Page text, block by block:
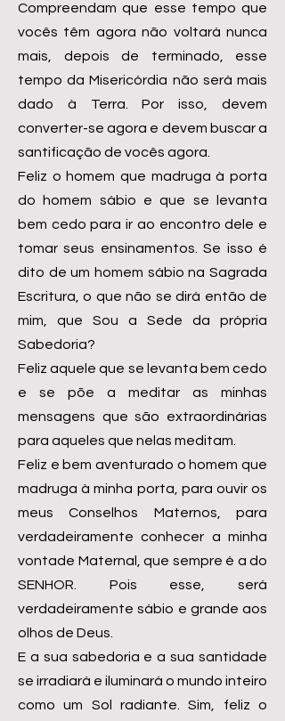
Compreendam que esse tempo que
vocês têm agora não voltará nunca
mais, depois de terminado, esse
tempo da Misericórdia não será mais
dado à Terra. Por isso, devem
converter-se agora e devem buscar a
santificação de vocês agora.
Feliz o homem que madruga à porta
do homem sábio e que se levanta
bem cedo para ir ao encontro dele e
tomar seus ensinamentos. Se isso é
dito de um homem sábio na Sagrada
Escritura, o que não se dirá então de
mim, que Sou a Sede da própria
Sabedoria?
Feliz aquele que se levanta bem cedo
e se põe a meditar as minhas
mensagens que são extraordinárias
para aqueles que nelas meditam.
Feliz e bem aventurado o homem que
madruga à minha porta, para ouvir os
meus Conselhos Maternos, para
verdadeiramente conhecer a minha
vontade Maternal, que sempre é a do
SENHOR. Pois esse, será
verdadeiramente sábio e grande aos
olhos de Deus.
E a sua sabedoria e a sua santidade
se irradiará e iluminará o mundo inteiro
como um Sol radiante. Sim, feliz o